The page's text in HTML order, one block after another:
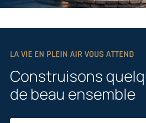
LA VIE EN PLEIN AIR VOUS ATTEND
Construisons
de beau ensemble